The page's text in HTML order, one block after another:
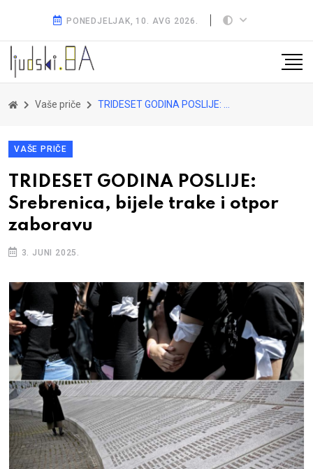
PONEDJELJAK, 10. AVG 2026.
Vaše priče TRIDESET GODINA POSLIJE: Srebrenica, bijele trake i otpor zaboravu
VAŠE PRIČE
TRIDESET GODINA POSLIJE:
Srebrenica, bijele trake i otpor
zaboravu
3. JUNI 2025.